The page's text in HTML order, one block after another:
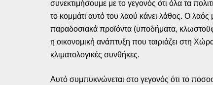
συνεκτιμήσουμε με το γεγονός ότι όλα τα
το κομμάτι αυτό του λαού κάνει λάθος. Ο λαός
παραδοσιακά προϊόντα (υποδήματα,
η οικονομική ανάπτυξη που ταιριάζει στη
κλιματολογικές συνθήκες.
Αυτό συμπυκνώνεται στο γεγονός ότι το